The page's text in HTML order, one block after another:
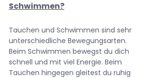
Schwimmen?
Tauchen und Schwimmen sind sehr
unterschiedliche Bewegungsarten.
Beim Schwimmen bewegst du dich
schnell und mit viel Energie. Beim
Tauchen hingegen gleitest du ruhig